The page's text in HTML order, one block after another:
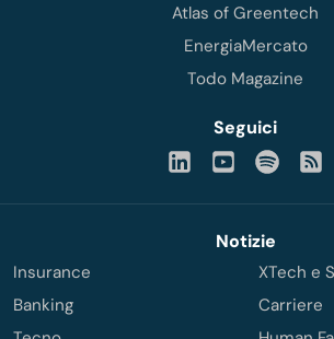
Atlas of Greentech
EnergiaMercato
Todo Magazine
Seguici
Notizie
Insurance
Banking
XTech e
Carriere